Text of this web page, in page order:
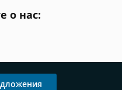
о нас: